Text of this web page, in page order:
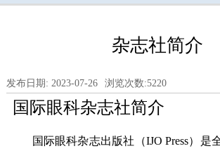
杂志社简介
发布日期: 2023-07-26 浏览次数:5220
国际眼科杂志社简介
国际眼科杂志出版社（IJO Press）是